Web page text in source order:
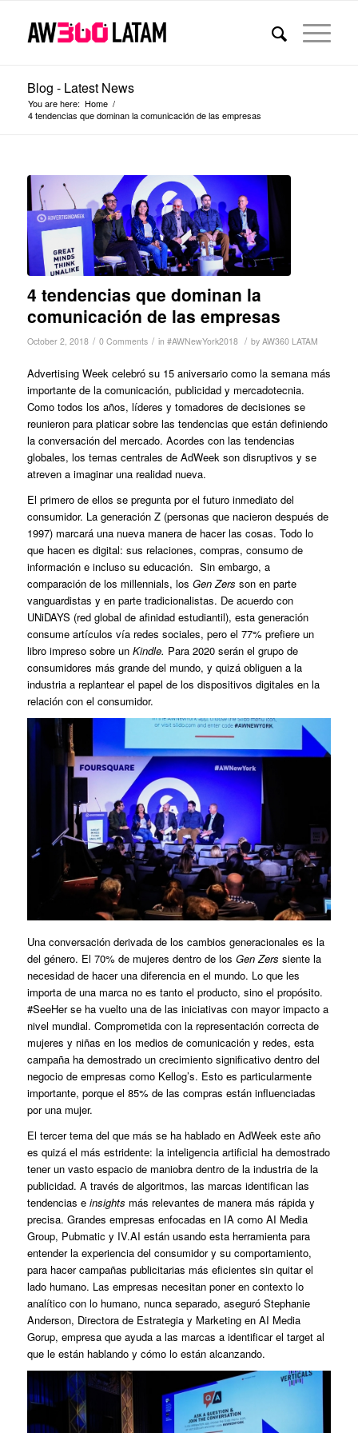
Blog - Latest News
You are here: Home /
4 tendencias que dominan la comunicación de las empresas
4 tendencias que dominan la
comunicación de las empresas
October 2, 2018 / 0 Comments / in #AWNewYork2018 / by AW360 LATAM
Advertising Week celebró su 15 aniversario como la semana más
importante de la comunicación, publicidad y mercadotecnia.
Como todos los años, líderes y tomadores de decisiones se
reunieron para platicar sobre las tendencias que están definiendo
la conversación del mercado. Acordes con las tendencias
globales, los temas centrales de AdWeek son disruptivos y se
atreven a imaginar una realidad nueva.
El primero de ellos se pregunta por el futuro inmediato del
consumidor. La generación Z (personas que nacieron después de
1997) marcará una nueva manera de hacer las cosas. Todo lo
que hacen es digital: sus relaciones, compras, consumo de
información e incluso su educación. Sin embargo, a
comparación de los millennials, los Gen Zers son en parte
vanguardistas y en parte tradicionalistas. De acuerdo con
UNiDAYS (red global de afinidad estudiantil), esta generación
consume artículos vía redes sociales, pero el 77% prefiere un
libro impreso sobre un Kindle. Para 2020 serán el grupo de
consumidores más grande del mundo, y quizá obliguen a la
industria a replantear el papel de los dispositivos digitales en la
relación con el consumidor.
Una conversación derivada de los cambios generacionales es la
del género. El 70% de mujeres dentro de los Gen Zers siente la
necesidad de hacer una diferencia en el mundo. Lo que les
importa de una marca no es tanto el producto, sino el propósito.
#SeeHer se ha vuelto una de las iniciativas con mayor impacto a
nivel mundial. Comprometida con la representación correcta de
mujeres y niñas en los medios de comunicación y redes, esta
campaña ha demostrado un crecimiento significativo dentro del
negocio de empresas como Kellog’s. Esto es particularmente
importante, porque el 85% de las compras están influenciadas
por una mujer.
El tercer tema del que más se ha hablado en AdWeek este año
es quizá el más estridente: la inteligencia artificial ha demostrado
tener un vasto espacio de maniobra dentro de la industria de la
publicidad. A través de algoritmos, las marcas identifican las
tendencias e insights más relevantes de manera más rápida y
precisa. Grandes empresas enfocadas en IA como AI Media
Group, Pubmatic y IV.AI están usando esta herramienta para
entender la experiencia del consumidor y su comportamiento,
para hacer campañas publicitarias más eficientes sin quitar el
lado humano. Las empresas necesitan poner en contexto lo
analítico con lo humano, nunca separado, aseguró Stephanie
Anderson, Directora de Estrategia y Marketing en AI Media
Gorup, empresa que ayuda a las marcas a identificar el target al
que le están hablando y cómo lo están alcanzando.